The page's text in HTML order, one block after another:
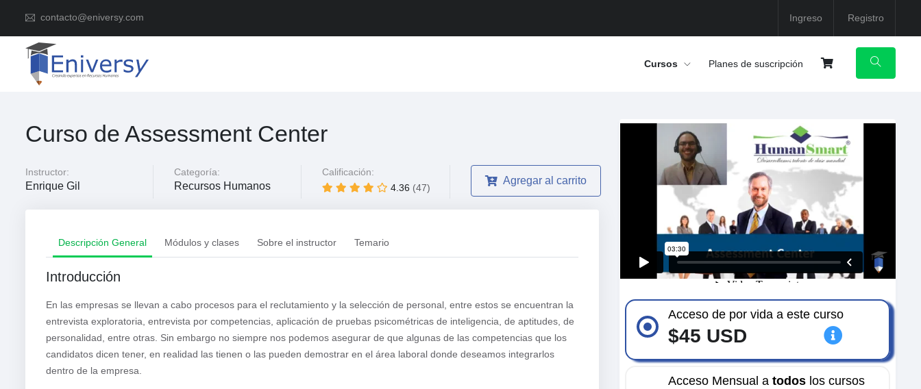
contacto@eniversy.com Ingreso Registro
Cursos Planes de suscripción
Acceso de por vida a este curso
$45 USD
Acceso Mensual atodos los cursos
Curso de Assessment Center
Instructor:
Enrique Gil
Categoría:
Recursos Humanos
Calificación:
4.36 (47)
Agregar al carrito
Descripción General Módulos y clases Sobre el instructor Temario
Introducción
En las empresas se llevan a cabo procesos para el reclutamiento y la selección de personal, entre estos se encuentran la
entrevista exploratoria, entrevista por competencias, aplicación de pruebas psicométricas de inteligencia, de aptitudes, de
personalidad, entre otras. Sin embargo no siempre nos podemos asegurar de que algunas de las competencias que los
candidatos dicen tener, en realidad las tienen o las pueden demostrar en el área laboral donde deseamos integrarlos
dentro de la empresa.